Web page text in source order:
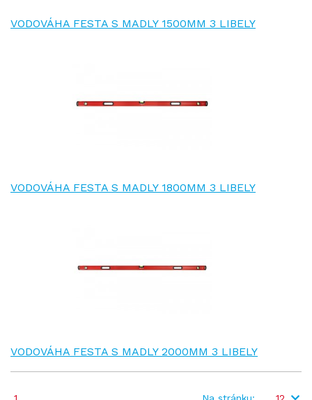
VODOVÁHA FESTA S MADLY 1500MM 3 LIBELY
VODOVÁHA FESTA S MADLY 1800MM 3 LIBELY
VODOVÁHA FESTA S MADLY 2000MM 3 LIBELY